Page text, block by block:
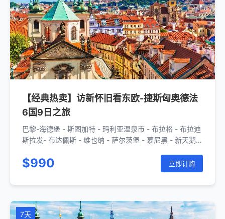
【经典热卖】访新怀旧看东欧-捷斯匈奥德法
6国9日之旅
巴黎-海德堡 - 斯图加特 - 玛利亚温泉市 - 布拉格 - 布拉迪
斯拉发- 布达佩斯 - 维也纳 - 萨尔茨堡 - 慕尼黑 - 新天鹅堡
$990 立即订购
7天